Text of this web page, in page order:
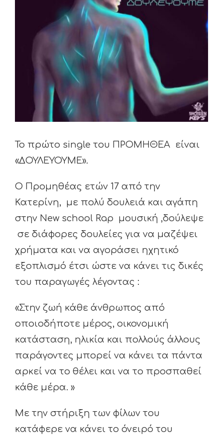
Το πρώτο single του ΠΡΟΜΗΘΕΑ είναι
«ΔΟΥΛΕΥΟΥΜΕ».
Ο Προμηθέας ετών 17 από την
Κατερίνη, με πολύ δουλειά και αγάπη
στην New school Rap μουσική ,δούλεψε
σε διάφορες δουλείες για να μαζέψει
χρήματα και να αγοράσει ηχητικό
εξοπλισμό έτσι ώστε να κάνει τις δικές
του παραγωγές λέγοντας :
«Στην ζωή κάθε άνθρωπος από
οποιοδήποτε μέρος, οικονομική
κατάσταση, ηλικία και πολλούς άλλους
παράγοντες μπορεί να κάνει τα πάντα
αρκεί να το θέλει και να το προσπαθεί
κάθε μέρα. »
Με την στήριξη των φίλων του
κατάφερε να κάνει το όνειρό του